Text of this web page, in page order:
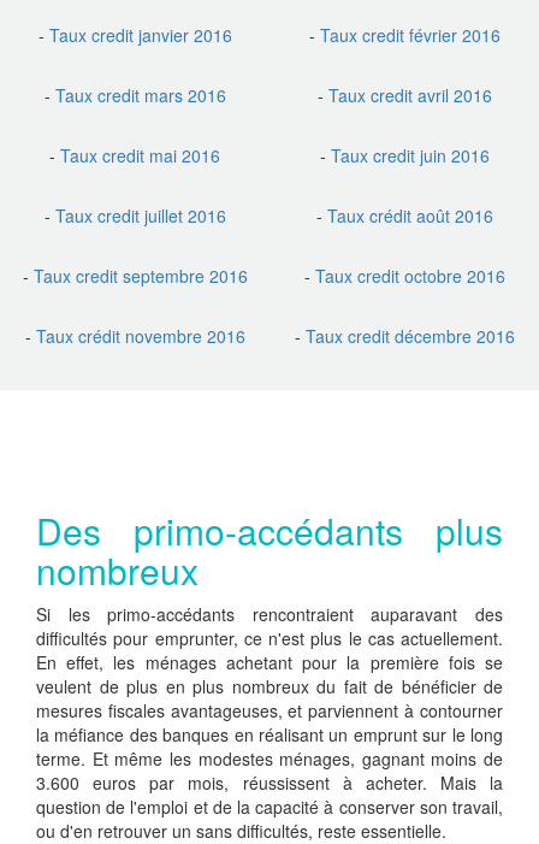
- Taux credit janvier 2016 - Taux credit février 2016
- Taux credit mars 2016 - Taux credit avril 2016
- Taux credit mai 2016 - Taux credit juin 2016
- Taux credit juillet 2016 - Taux crédit août 2016
- Taux credit septembre 2016 - Taux credit octobre 2016
- Taux crédit novembre 2016 - Taux credit décembre 2016
Des primo-accédants plus
nombreux
Si les primo-accédants rencontraient auparavant des
difficultés pour emprunter, ce n'est plus le cas actuellement.
En effet, les ménages achetant pour la première fois se
veulent de plus en plus nombreux du fait de bénéficier de
mesures fiscales avantageuses, et parviennent à contourner
la méfiance des banques en réalisant un emprunt sur le long
terme. Et même les modestes ménages, gagnant moins de
3.600 euros par mois, réussissent à acheter. Mais la
question de l'emploi et de la capacité à conserver son travail,
ou d'en retrouver un sans difficultés, reste essentielle.